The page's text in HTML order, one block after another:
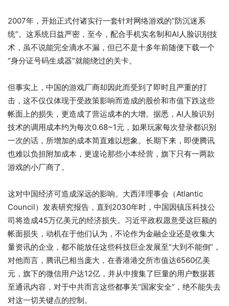
2007年，开始正式付诸实行一套针对网络游戏的“防沉迷系
统”。这系统日益严密，至今，配合手机实名制和AI人脸识别技
术，虽不说能完全滴水不漏，但已不是十多年前随便下载一个
“身分证号码生成器”就能绕过的关卡。
但事实上，中国的游戏厂商却因此而受到了即时且严重的打
击，这不仅仅体现于受政策影响而造成的股价和市值下跌这些
帐面上的损失，更造成了营运成本的大增。据悉，AI人脸识别
技术的调用成本约为每次0.68~1元，如果玩家每次登录都识别
一次的话，所增加的成本简直难以想象。长期下来，即便腾讯
也难以负担附加成本，更遑论那些小本经营，旗下只有一两款
游戏的小厂商了。
这对中国经济可造成深远的影响。大西洋理事会（Atlantic
Council）发表研究报告，直到2030年时，中国因镇压科技公
司将造成45万亿美元的经济损失。习近平政权愿意受这巨额的
帐面损失，动机在于他们认为，不论作为金融企业还是收集大
量资讯的企业，都不能放任这些科技巨企发展至“大到不能倒”，
对他而言，腾讯已相当庞大，在香港港交所市值达6560亿美
元，旗下的微信用户达12亿，并从中搜集了巨量的用户数据甚
至通讯内容，对于中共而言这些都事关“国家安全”，绝不能失去
对这一切关键点的控制。